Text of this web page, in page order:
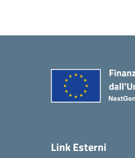
Link Esterni